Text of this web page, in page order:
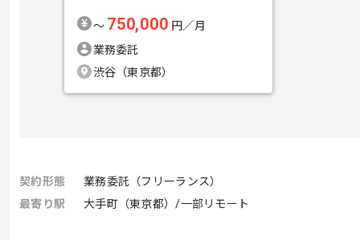
〜 750,000 円／月
業務委託
渋谷（東京都）
契約形態
業務委託（フリーランス）
最寄り駅
大手町（東京都）/一部リモート